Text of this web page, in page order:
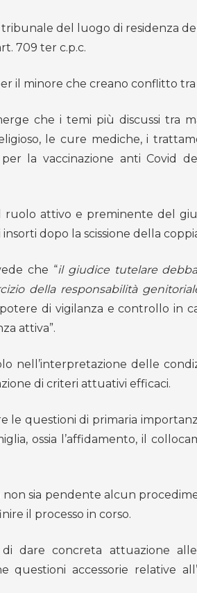
del luogo di residenza
709 ter c.p.c.
il minore che creano conflitto
che i temi più discussi tra
le cure mediche, i
la vaccinazione anti Covid
attivo e preminente del
dopo la scissione della
che “il giudice tutelare
della responsabilità
di vigilanza e controllo in
attiva”.
nell’interpretazione delle
di criteri attuativi efficaci.
le questioni di primaria
ossia l’affidamento, il
sia pendente alcun
il processo in corso.
dare concreta attuazione
accessorie relative